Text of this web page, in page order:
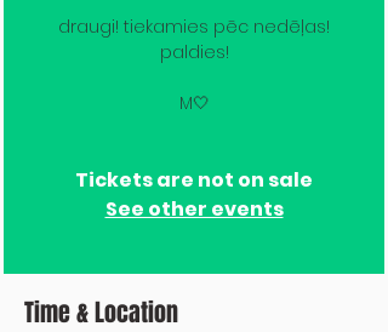
draugi! tiekamies pēc nedēļas!
paldies!
M🤍
Tickets are not on sale
See other events
Time & Location